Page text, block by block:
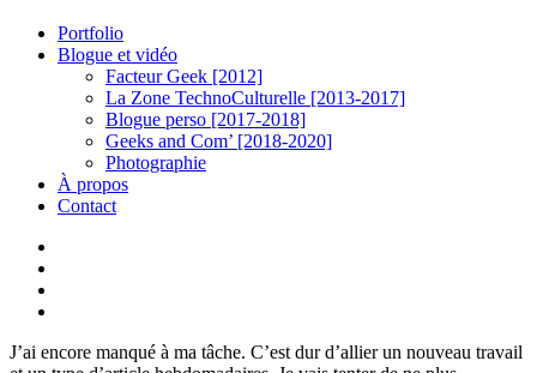
Portfolio
Blogue et vidéo
Facteur Geek [2012]
La Zone TechnoCulturelle [2013-2017]
Blogue perso [2017-2018]
Geeks and Com’ [2018-2020]
Photographie
À propos
Contact
J’ai encore manqué à ma tâche. C’est dur d’allier un nouveau travail